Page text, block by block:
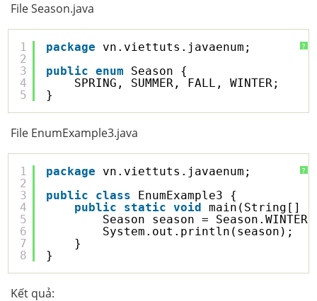
File Season.java
?
1
2
3
4
5
package
vn.viettuts.javaenum;
public
enum
Season {
SPRING, SUMMER, FALL, WINTER;
}
File EnumExample3.java
?
1
2
3
4
5
6
7
8
package
vn.viettuts.javaenum;
public
class
EnumExample3 {
public
static void
main(String[]
Season season = Season.WINTER;
System.out.println(season);
}
}
Kết quả: